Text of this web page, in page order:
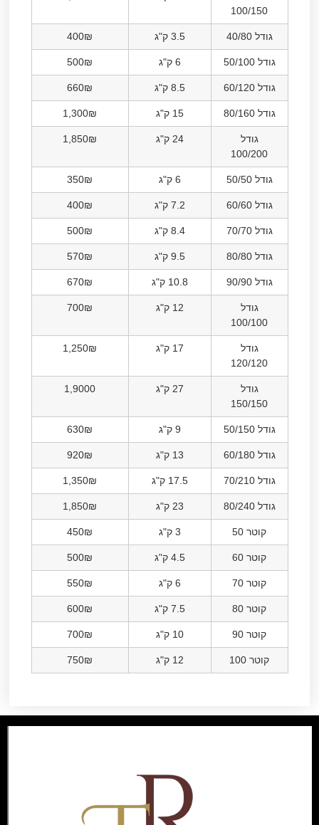
100/150
גודל 40/80 3.5 ק"ג 400₪
גודל 50/100 6 ק"ג 500₪
גודל 60/120 8.5 ק"ג 660₪
גודל 80/160 15 ק"ג 1,300₪
גודל
100/200
24 ק"ג 1,850₪
גודל 50/50 6 ק"ג 350₪
גודל 60/60 7.2 ק"ג 400₪
גודל 70/70 8.4 ק"ג 500₪
גודל 80/80 9.5 ק"ג 570₪
גודל 90/90 10.8 ק"ג 670₪
גודל
100/100
12 ק"ג 700₪
גודל
120/120
17 ק"ג 1,250₪
גודל
150/150
27 ק"ג 1,9000
גודל 50/150 9 ק"ג 630₪
גודל 60/180 13 ק"ג 920₪
גודל 70/210 17.5 ק"ג 1,350₪
גודל 80/240 23 ק"ג 1,850₪
קוטר 50 3 ק"ג 450₪
קוטר 60 4.5 ק"ג 500₪
קוטר 70 6 ק"ג 550₪
קוטר 80 7.5 ק"ג 600₪
קוטר 90 10 ק"ג 700₪
קוטר 100 12 ק"ג 750₪